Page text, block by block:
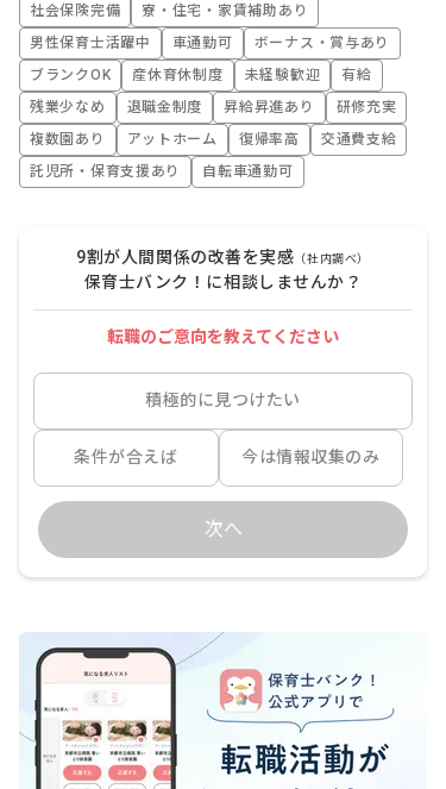
社会保険完備
寮・住宅・家賃補助あり
男性保育士活躍中
車通勤可
ボーナス・賞与あり
ブランクOK
産休育休制度 未経験歓迎
有給
残業少なめ
退職金制度 昇給昇進あり
研修充実
複数園あり
アットホーム 復帰率高
交通費支給
託児所・保育支援あり
自転車通勤可
9割が人間関係の改善を実感 （社内調べ）
保育士バンク！に相談しませんか？
転職のご意向を教えてください
積極的に見つけたい
条件が合えば 今は情報収集のみ
次へ